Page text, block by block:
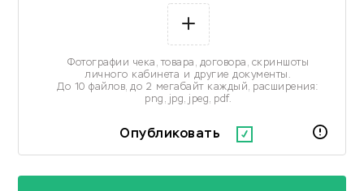
Опубликовать
Фотографии чека, товара, договора, скриншоты
личного кабинета и другие документы.
До 10 файлов, до 2 мегабайт каждый, расширения:
png, jpg, jpeg, pdf.